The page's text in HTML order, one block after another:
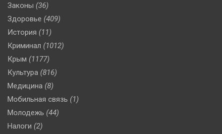
Законы (36)
Здоровье (409)
История (11)
Криминал (1012)
Крым (1177)
Культура (816)
Медицина (8)
Мобильная связь (1)
Молодежь (44)
Налоги (2)